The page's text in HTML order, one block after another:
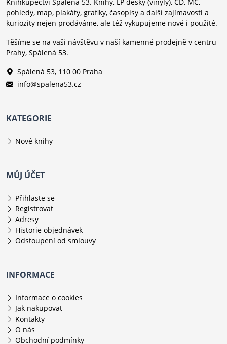
pohledy, map, plakáty, grafiky, časopisy a další zajímavosti a
kuriozity nejen prodáváme, ale též vykupujeme nové i použité.
Těšíme se na vaši návštěvu v naší kamenné prodejně v centru
Prahy, Spálená 53.
Spálená 53, 110 00 Praha
info@spalena53.cz
KATEGORIE
Nové knihy
MŮJ ÚČET
Přihlaste se
Registrovat
Adresy
Historie objednávek
Odstoupení od smlouvy
INFORMACE
Informace o cookies
Jak nakupovat
Kontakty
O nás
Obchodní podmínky